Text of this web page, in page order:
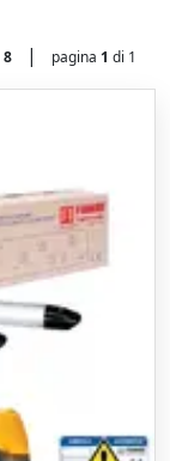
8 | pagina 1 di 1